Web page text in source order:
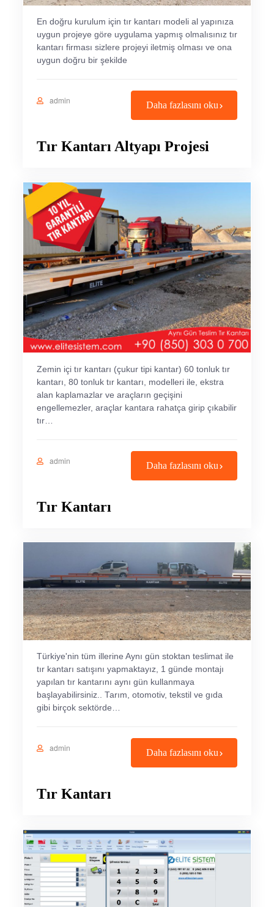
En doğru kurulum için tır kantarı modeli al yapınıza
uygun projeye göre uygulama yapmış olmalısınız tır
kantarı firması sizlere projeyi iletmiş olması ve ona
uygun doğru bir şekilde
admin Daha fazlasını oku
Tır Kantarı Altyapı Projesi
Zemin içi tır kantarı (çukur tipi kantar) 60 tonluk tır
kantarı, 80 tonluk tır kantarı, modelleri ile, ekstra
alan kaplamazlar ve araçların geçişini
engellemezler, araçlar kantara rahatça girip çıkabilir
tır…
admin Daha fazlasını oku
Tır Kantarı
Türkiye'nin tüm illerine Aynı gün stoktan teslimat ile
tır kantarı satışını yapmaktayız, 1 günde montajı
yapılan tır kantarını aynı gün kullanmaya
başlayabilirsiniz.. Tarım, otomotiv, tekstil ve gıda
gibi birçok sektörde…
admin Daha fazlasını oku
Tır Kantarı